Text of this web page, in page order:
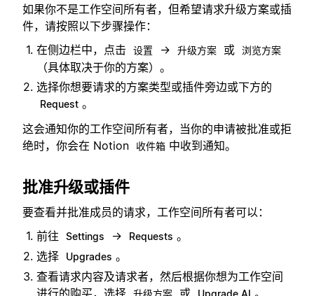
如果你不是工作空间所有者，但希望请求升级方案或插
件，请按照以下步骤操作：
在侧边栏中，点击
设置 → 升级方案 或 浏览方案
（具体取决于你的方案）。
选择你想要请求的方案类型或插件旁边或下方的
Request 。
这会通知你的工作空间所有者，当你的申请被批准或拒
绝时，你会在 Notion
收件箱 中收到通知。
批准升级或插件
要查看并批准成员的请求，工作空间所有者可以：
前往
Settings → Requests 。
选择
Upgrades 。
查看请求内容及请求者，然后根据你想为工作空间